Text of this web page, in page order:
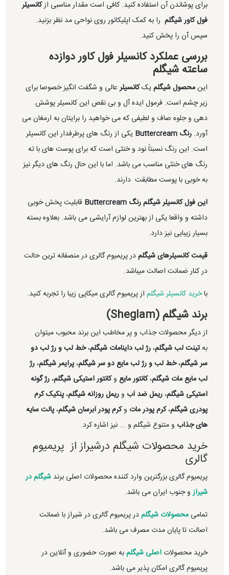
برای پوشاندن آن استفاده کنید. کافی است مقدار مناسبی ازکانسیلر
فول کاور شیگلم را به کمک اپلیکاتور روی نواحی مد نظر بزنید.
سپس آن را پخش کنید.
بررسی عملکرد کانسیلر فول کاور دوازده
ساعته شیگلم
اینمحصول شیگلمیککانسیلرعالی و شگفت انگیز خصوصا برای
زیر چشم است. فرمول ایده آل و بی نقص این کانسیلر پوشش
دهی و جلوه صاف و لطیفی که می خواهید را برایتان به ارمغان می
آورد.رنگ Buttercream
یکی از رنگ های پرطرفدار این کانسیلر
است. این رنگ نسبتاً نود و خنثی است که برای پوست های با ته
رنگ های خنثی مناسب می باشد. اما با این حال رنگ های دیگر نیز
به خوبی با پوست مطابقت دارند.
این فول کانسیلر شیگلم رنگ Buttercream
قابلیت پخش خوبی
داشته و واقعا یکی از بهترین لوازم آرایشی می باشد. بعلاوه بسته
بسیار زیبایی نیز دارد.
قیمت کانسیلرهای شیگلمدر پریمیوم گالری در منصفانه ترین حالت
در کنار ضمانت اصالت میباشد.
باخرید کانسیلر شیگلم از پریمیوم گالری میکاپی زیبا را تجربه کنید.
برند شیگلم (Sheglam)
از دیگر محصولات جذاب و پر مخاطب این برند محبوب میتوان
بهتینت لب شیگلم،رژ لب داینامات شیگلم،خط لب و رژ لب دو
سر شیگلم،خط لب و رژ لب مایع دو سر شیگلم،پرایمر شیگلم،رژ
لب مایع مات شیگلم،کانتور مایع وکانتور استیکی شیگلم،رژ گونه
استیکی شیگلم،ریمل ضد آب وریمل روزانه شیگلم،پنکیک کرم
پودری شیگلم،کرم پودر مات وکرم پودر آبرسان شیگلم،پالت سایه
های جذاب و متنوع شیگلم و ... نیز اشاره کرد.
خرید محصولات شیگلم درشیراز از پریمیوم
گالری
پریمیوم گالری بزرگترین وارد کننده محصولات اصلی برندشیگلم در
شیرازو جنوب ایران می باشد.
تمامیمحصولات شیگلمدر پریمیوم گالری در شیراز با ضمانت
اصالت تا پایان مدت مصرف می باشد.
خرید محصولاتاصلی شیگلمبه صورت حضوری و آنلاین در
پریمیوم گالری امکان پذیر می باشد.